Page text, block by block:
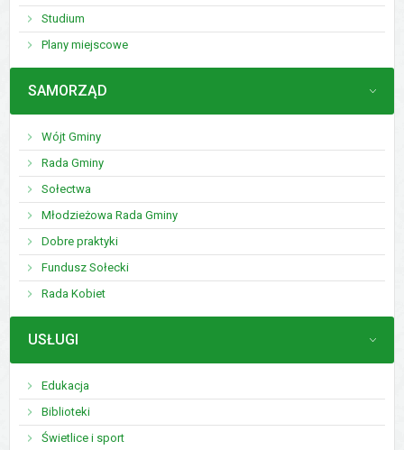
Studium
Plany miejscowe
MENU
SAMORZĄD
Wójt Gminy
Rada Gminy
Sołectwa
Młodzieżowa Rada Gminy
Dobre praktyki
Fundusz Sołecki
Rada Kobiet
MENU
USŁUGI
Edukacja
Biblioteki
Świetlice i sport